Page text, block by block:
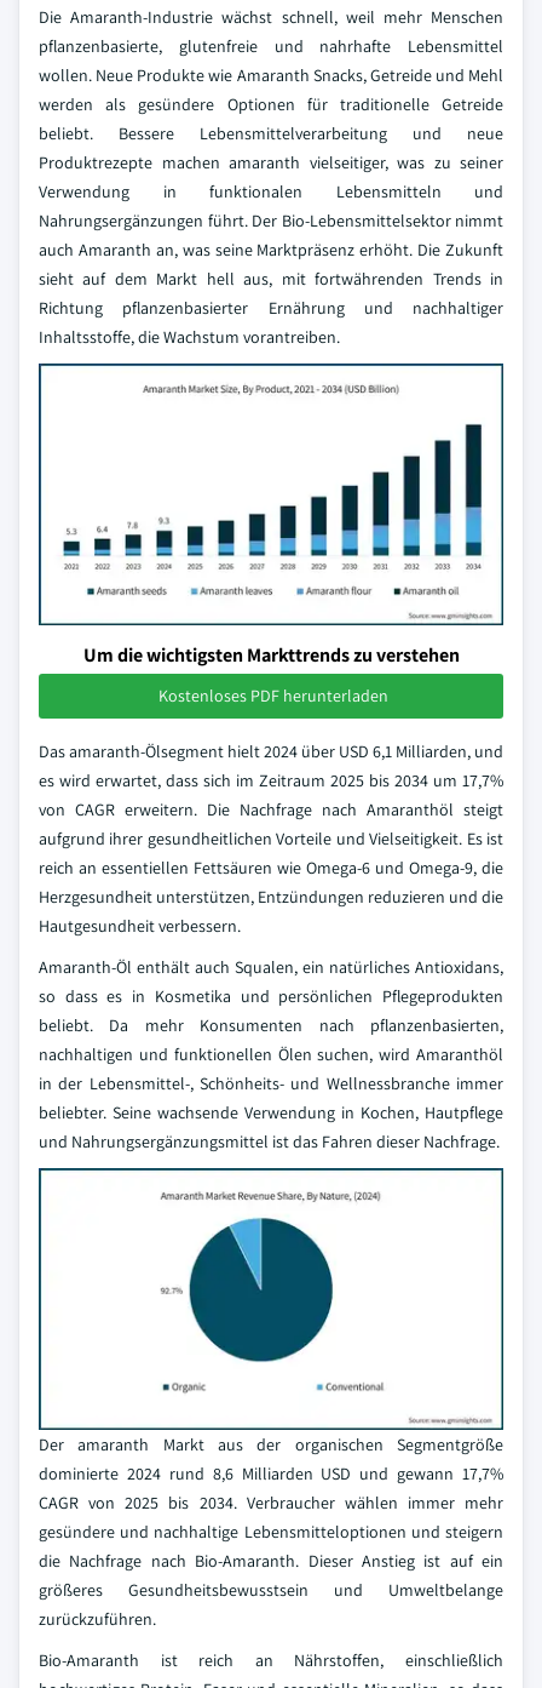
Die Amaranth-Industrie wächst schnell, weil mehr Menschen
pflanzenbasierte, glutenfreie und nahrhafte Lebensmittel
wollen. Neue Produkte wie Amaranth Snacks, Getreide und Mehl
werden als gesündere Optionen für traditionelle Getreide
beliebt. Bessere Lebensmittelverarbeitung und neue
Produktrezepte machen amaranth vielseitiger, was zu seiner
Verwendung in funktionalen Lebensmitteln und
Nahrungsergänzungen führt. Der Bio-Lebensmittelsektor nimmt
auch Amaranth an, was seine Marktpräsenz erhöht. Die Zukunft
sieht auf dem Markt hell aus, mit fortwährenden Trends in
Richtung pflanzenbasierter Ernährung und nachhaltiger
Inhaltsstoffe, die Wachstum vorantreiben.
Um die wichtigsten Markttrends zu verstehen
Kostenloses PDF herunterladen
Das amaranth-Ölsegment hielt 2024 über USD 6,1 Milliarden, und
es wird erwartet, dass sich im Zeitraum 2025 bis 2034 um 17,7%
von CAGR erweitern. Die Nachfrage nach Amaranthöl steigt
aufgrund ihrer gesundheitlichen Vorteile und Vielseitigkeit. Es ist
reich an essentiellen Fettsäuren wie Omega-6 und Omega-9, die
Herzgesundheit unterstützen, Entzündungen reduzieren und die
Hautgesundheit verbessern.
Amaranth-Öl enthält auch Squalen, ein natürliches Antioxidans,
so dass es in Kosmetika und persönlichen Pflegeprodukten
beliebt. Da mehr Konsumenten nach pflanzenbasierten,
nachhaltigen und funktionellen Ölen suchen, wird Amaranthöl
in der Lebensmittel-, Schönheits- und Wellnessbranche immer
beliebter. Seine wachsende Verwendung in Kochen, Hautpflege
und Nahrungsergänzungsmittel ist das Fahren dieser Nachfrage.
Der amaranth Markt aus der organischen Segmentgröße
dominierte 2024 rund 8,6 Milliarden USD und gewann 17,7%
CAGR von 2025 bis 2034. Verbraucher wählen immer mehr
gesündere und nachhaltige Lebensmitteloptionen und steigern
die Nachfrage nach Bio-Amaranth. Dieser Anstieg ist auf ein
größeres Gesundheitsbewusstsein und Umweltbelange
zurückzuführen.
Bio-Amaranth ist reich an Nährstoffen, einschließlich